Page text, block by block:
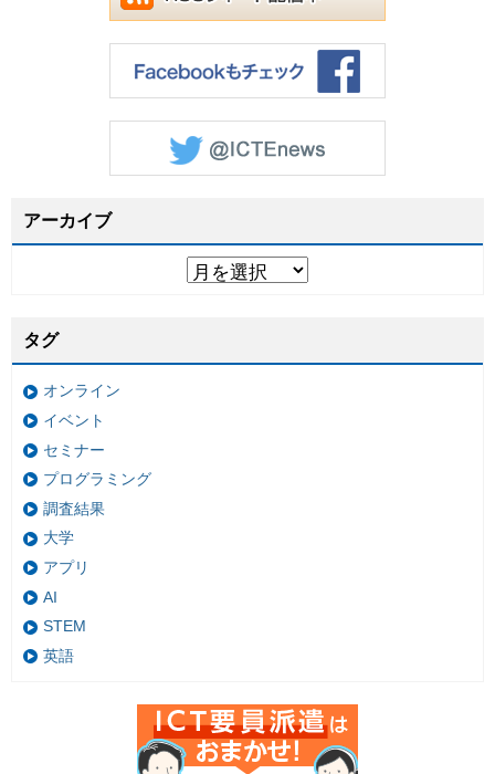
アーカイブ
タグ
オンライン
イベント
セミナー
プログラミング
調査結果
大学
アプリ
AI
STEM
英語